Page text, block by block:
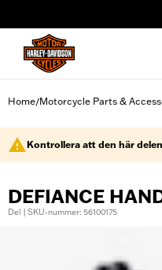
Home/Motorcycle Parts &
Kontrollera att den här
DEFIANCE
Del | SKU-nummer: 56100175